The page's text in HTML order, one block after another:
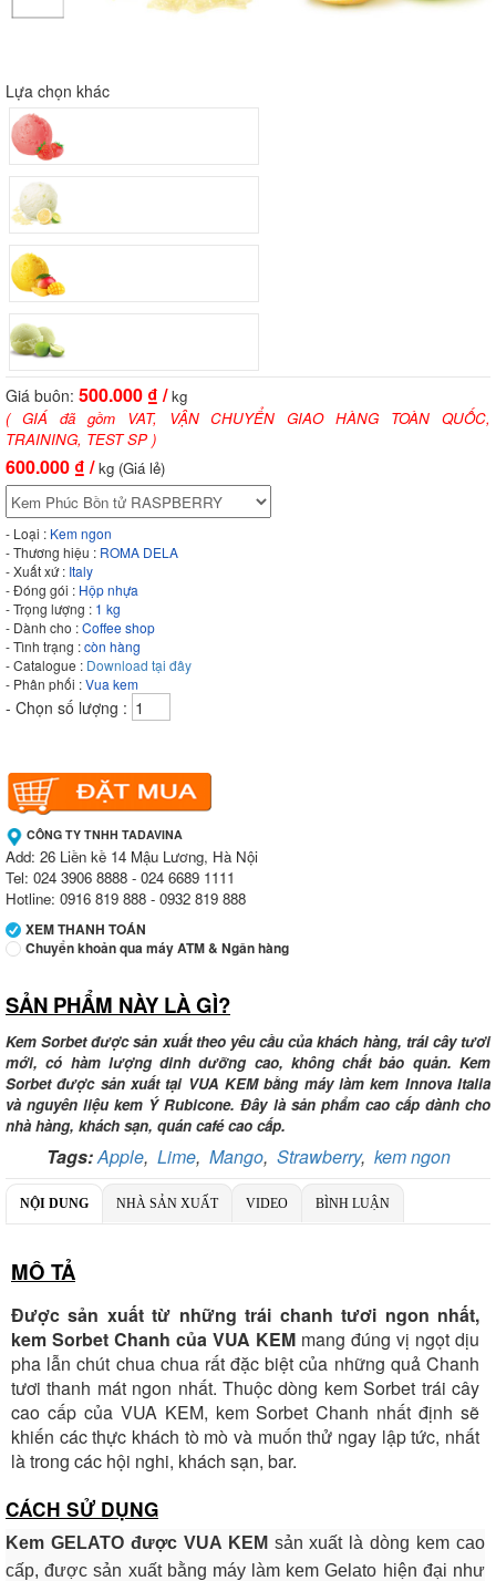
Lựa chọn khác
Giá buôn: 500.000 ₫ / kg
( GIÁ đã gồm VAT, VẬN CHUYỂN GIAO HÀNG TOÀN QUỐC,
TRAINING, TEST SP )
600.000 ₫ /kg (Giá lẻ)
- Loại : Kem ngon
- Thương hiệu : ROMA DELA
- Xuất xứ : Italy
- Đóng gói : Hộp nhựa
- Trọng lượng : 1 kg
- Dành cho :Coffee shop
- Tình trạng :còn hàng
- Catalogue : Download tại đây
- Phân phối :Vua kem
- Chọn số lượng :
CÔNG TY TNHH TADAVINA
Add: 26 Liền kề 14 Mậu Lương, Hà Nội
Tel: 024 3906 8888 - 024 6689 1111
Hotline: 0916 819 888 - 0932 819 888
XEM THANH TOÁN
Chuyển khoản qua máy ATM & Ngân hàng
Ngân hàng Ngoại thương Việt Nam
Chi nhánh:
Chủ TK:
Công ty TNHH TADAVINA
Số TK:
069 1000 886 001
Ngân hàng Ngoại thương Việt Nam
Chi nhánh:
Chi nhánh Tây Hà Nội
Chủ TK:
Công ty TNHH MENMOT
Số TK:
069 1000 811 888
Ngân hàng TMCP Việt Nam Thịnh Vượng
Chi nhánh:
Chi nhánh Vietcombank Hà Nội
Chủ TK:
Nguyễn Văn Tuấn
Số TK:
1986 883 888
SẢN PHẨM NÀY LÀ GÌ?
Kem Sorbet được sản xuất theo yêu cầu của khách hàng, trái cây tươi
mới, có hàm lượng dinh dưỡng cao, không chất bảo quản. Kem
Sorbet được sản xuất tại VUA KEM bằng máy làm kem Innova Italia
và nguyên liệu kem Ý Rubicone. Đây là sản phẩm cao cấp dành cho
nhà hàng, khách sạn, quán café cao cấp.
Tags:Apple, Lime, Mango, Strawberry, kem ngon
NỘI DUNG NHÀ SẢN XUẤT VIDEO BÌNH LUẬN
MÔ TẢ
Được sản xuất từ những trái chanh tươi ngon nhất,
kem Sorbet Chanh của VUA KEM mang đúng vị ngọt dịu
pha lẫn chút chua chua rất đặc biệt của những quả Chanh
tươi thanh mát ngon nhất. Thuộc dòng kem Sorbet trái cây
cao cấp của VUA KEM, kem Sorbet Chanh nhất định sẽ
khiến các thực khách tò mò và muốn thử ngay lập tức, nhất
là trong các hội nghi, khách sạn, bar.
CÁCH SỬ DỤNG
Kem GELATO được VUA KEM sản xuất là dòng kem cao
cấp, được sản xuất bằng máy làm kem Gelato hiện đại như